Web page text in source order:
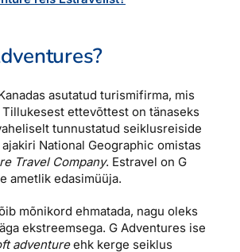
teenus
asutatud turismifirma, mis
Tillukesest ettevõttest on tänaseks
tunnustatud seiklusreiside
National Geographic omistas
Travel Company. Estravel on G
ametlik edasimüüja.
mõnikord ehmatada, nagu oleks
ekstreemsega. G Adventures ise
adventureehk kerge seiklus